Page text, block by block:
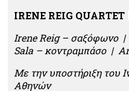
IRENE REIG
Irene Reig – σαξόφωνο
Sala – κοντραμπάσο |
Με την υποστήριξη του
Αθηνών